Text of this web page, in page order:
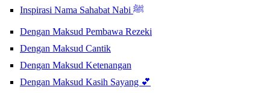
Inspirasi Nama Sahabat Nabi ﷺ
Dengan Maksud Pembawa Rezeki
Dengan Maksud Cantik
Dengan Maksud Ketenangan
Dengan Maksud Kasih Sayang 💕